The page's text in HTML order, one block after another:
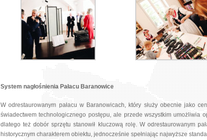
System nagłośnienia Pałacu Baranowice
W odrestaurowanym pałacu w Baranowicach, który służy obecnie jako
świadectwem technologicznego postępu, ale przede wszystkim umożliwia
dlatego też dobór sprzętu stanowił kluczową rolę. W odrestaurowanym
historycznym charakterem obiektu, jednocześnie spełniając najwyższe